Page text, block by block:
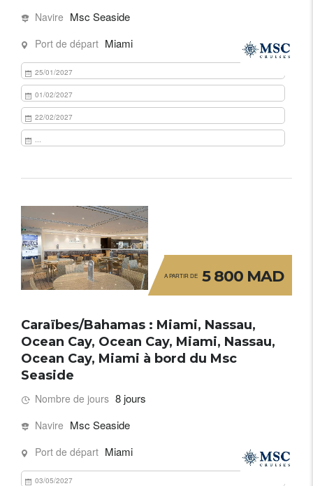
Navire Msc Seaside
Port de départ Miami
25/01/2027
01/02/2027
22/02/2027
...
A PARTIR DE 5 800 MAD
Caraïbes/Bahamas : Miami, Nassau,
Ocean Cay, Ocean Cay, Miami, Nassau,
Ocean Cay, Miami à bord du Msc
Seaside
Nombre de jours 8 jours
Navire Msc Seaside
Port de départ Miami
03/05/2027